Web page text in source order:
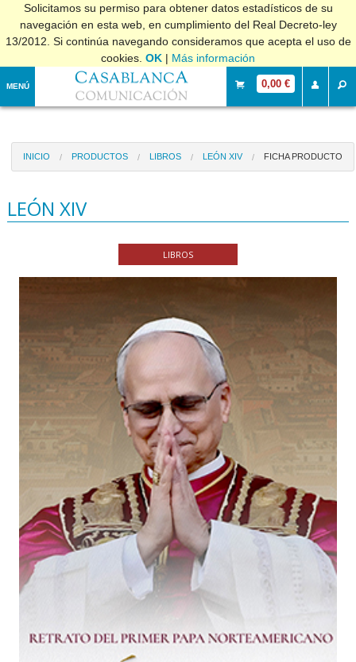
Solicitamos su permiso para obtener datos estadísticos de su
navegación en esta web, en cumplimiento del Real Decreto-ley
13/2012. Si continúa navegando consideramos que acepta el uso de
cookies. OK | Más información
MENÚ 0,00 €
INICIO PRODUCTOS LIBROS LEÓN XIV FICHA PRODUCTO
LEÓN XIV
LIBROS